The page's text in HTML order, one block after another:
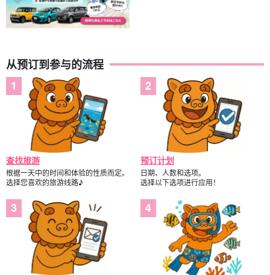
从预订到参与的流程
查找旅游
根据一天中的时间和体验的性质而定。
选择您喜欢的旅游线路♪
预订计划
日期、人数和选项。
选择以下选项进行应用！